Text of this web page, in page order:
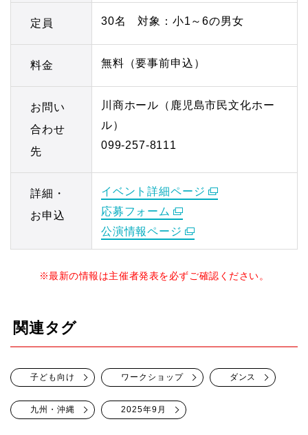
定員 30名 対象：小1～6の男女
料金 無料（要事前申込）
お問い
合わせ
先
川商ホール（鹿児島市民文化ホー
ル）
099-257-8111
詳細・
お申込
イベント詳細ページ
応募フォーム
公演情報ページ
※最新の情報は主催者発表を必ずご確認ください。
関連タグ
子ども向け ワークショップ ダンス
九州・沖縄 2025年9月